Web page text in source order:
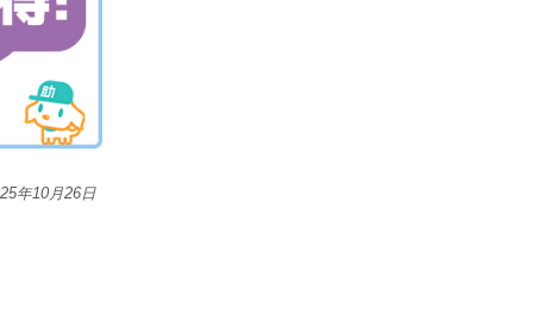
年10月26日